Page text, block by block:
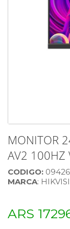
MONITOR
AV2 100HZ
CODIGO: 09426
MARCA:
ARS